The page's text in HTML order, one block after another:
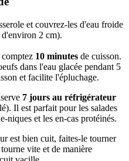
et couvrez-les d'eau froide
d'environ 2 cm).
10 minutes de cuisson.
dans l'eau glacée pendant 5
et facilite l'épluchage.
7 jours au réfrigérateur
Il est parfait pour les salades
niques et les en-cas protéinés.
est bien cuit, faites-le tourner
vite et de manière